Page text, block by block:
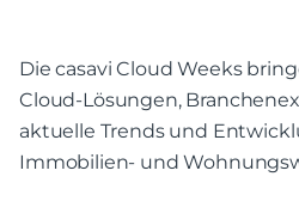
Webinare
Die casavi Cloud Weeks
Cloud-Lösungen,
aktuelle Trends und
Immobilien- und